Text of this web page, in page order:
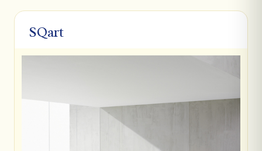
SQart